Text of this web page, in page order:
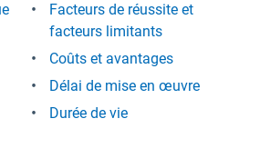
Facteurs de réussite et
facteurs limitants
Coûts et avantages
Délai de mise en œuvre
Durée de vie